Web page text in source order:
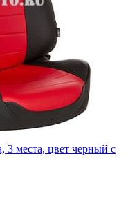
3 места, цвет черный с